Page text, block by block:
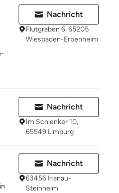
Nachricht
Flutgraben 6, 65205
Wiesbaden-Erbenheim
Nachricht
Im Schlenker 10,
65549 Limburg
Nachricht
63456 Hanau-
Steinheim